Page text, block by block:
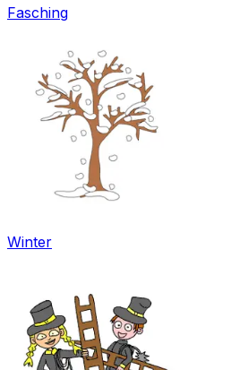
Fasching
Winter